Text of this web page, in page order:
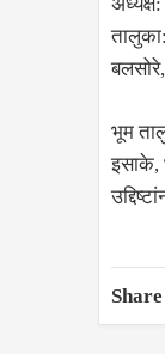
भूम
इसाके,